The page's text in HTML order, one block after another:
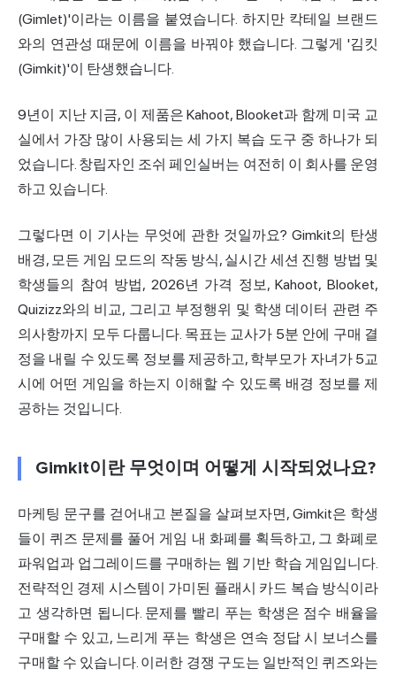
(Gimlet)'이라는 이름을 붙였습니다. 하지만 칵테일 브랜드
와의 연관성 때문에 이름을 바꿔야 했습니다. 그렇게 '김킷
(Gimkit)'이 탄생했습니다.
9년이 지난 지금, 이 제품은 Kahoot, Blooket과 함께 미국 교
실에서 가장 많이 사용되는 세 가지 복습 도구 중 하나가 되
었습니다. 창립자인 조쉬 페인실버는 여전히 이 회사를 운영
하고 있습니다.
그렇다면 이 기사는 무엇에 관한 것일까요? Gimkit의 탄생
배경, 모든 게임 모드의 작동 방식, 실시간 세션 진행 방법 및
학생들의 참여 방법, 2026년 가격 정보, Kahoot, Blooket,
Quizizz와의 비교, 그리고 부정행위 및 학생 데이터 관련 주
의사항까지 모두 다룹니다. 목표는 교사가 5분 안에 구매 결
정을 내릴 수 있도록 정보를 제공하고, 학부모가 자녀가 5교
시에 어떤 게임을 하는지 이해할 수 있도록 배경 정보를 제
공하는 것입니다.
Gimkit이란 무엇이며 어떻게 시작되었나요?
마케팅 문구를 걷어내고 본질을 살펴보자면, Gimkit은 학생
들이 퀴즈 문제를 풀어 게임 내 화폐를 획득하고, 그 화폐로
파워업과 업그레이드를 구매하는 웹 기반 학습 게임입니다.
전략적인 경제 시스템이 가미된 플래시 카드 복습 방식이라
고 생각하면 됩니다. 문제를 빨리 푸는 학생은 점수 배율을
구매할 수 있고, 느리게 푸는 학생은 연속 정답 시 보너스를
구매할 수 있습니다. 이러한 경쟁 구도는 일반적인 퀴즈와는